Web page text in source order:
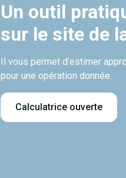
Un outil
sur le site de
Il vous permet d’estimer
pour une opération donnée.
Calculatrice ouverte